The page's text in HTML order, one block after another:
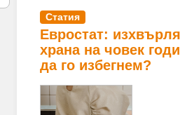
Статия
Евростат:
храна на човек
да го избегнем?